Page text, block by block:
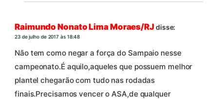
Raimundo Nonato Lima Moraes/RJdisse:
23 de julho de 2017 às 18:48
Não tem como negar a força do Sampaio nesse
campeonato.É aquilo,aqueles que possuem melhor
plantel chegarão com tudo nas rodadas
finais.Precisamos vencer o ASA,de qualquer